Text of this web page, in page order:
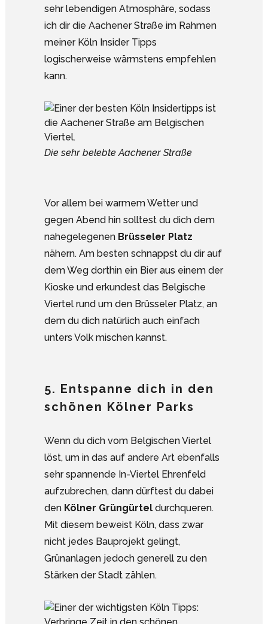
sehr lebendigen Atmosphäre, sodass
ich dir die Aachener Straße im Rahmen
meiner Köln Insider Tipps
logischerweise wärmstens empfehlen
kann.
Die sehr belebte Aachener Straße
Vor allem bei warmem Wetter und
gegen Abend hin solltest du dich dem
nahegelegenen Brüsseler Platz
nähern. Am besten schnappst du dir auf
dem Weg dorthin ein Bier aus einem der
Kioske und erkundest das Belgische
Viertel rund um den Brüsseler Platz, an
dem du dich natürlich auch einfach
unters Volk mischen kannst.
5. Entspanne dich in den
schönen Kölner Parks
Wenn du dich vom Belgischen Viertel
löst, um in das auf andere Art ebenfalls
sehr spannende In-Viertel Ehrenfeld
aufzubrechen, dann dürftest du dabei
den Kölner Grüngürtel durchqueren.
Mit diesem beweist Köln, dass zwar
nicht jedes Bauprojekt gelingt,
Grünanlagen jedoch generell zu den
Stärken der Stadt zählen.